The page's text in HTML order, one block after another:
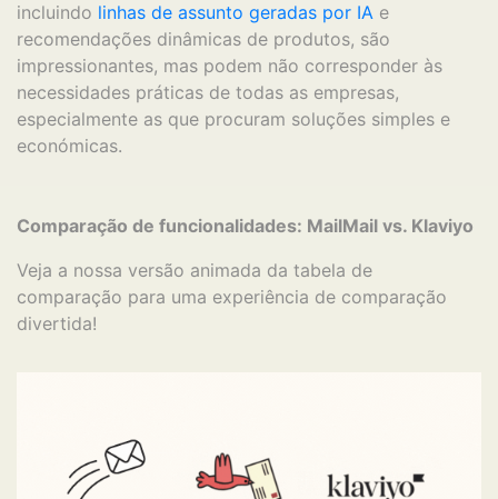
incluindo linhas de assunto geradas por IA e
recomendações dinâmicas de produtos, são
impressionantes, mas podem não corresponder às
necessidades práticas de todas as empresas,
especialmente as que procuram soluções simples e
económicas.
Comparação de funcionalidades: MailMail vs. Klaviyo
Veja a nossa versão animada da tabela de
comparação para uma experiência de comparação
divertida!